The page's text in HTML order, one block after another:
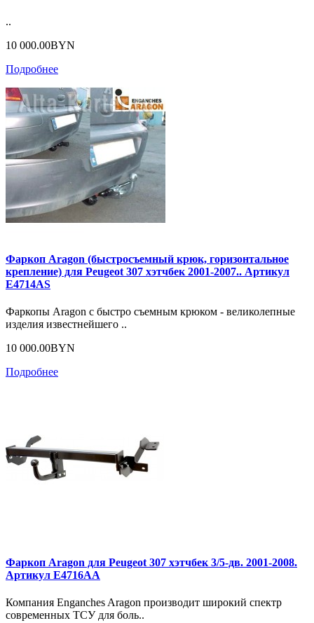
..
10 000.00BYN
Подробнее
Фаркоп Aragon (быстросъемный крюк, горизонтальное
крепление) для Peugeot 307 хэтчбек 2001-2007.. Артикул
E4714AS
Фаркопы Aragon с быстро съемным крюком - великолепные
изделия известнейшего ..
10 000.00BYN
Подробнее
Фаркоп Aragon для Peugeot 307 хэтчбек 3/5-дв. 2001-2008.
Артикул E4716AA
Компания Enganches Aragon производит широкий спектр
современных ТСУ для боль..